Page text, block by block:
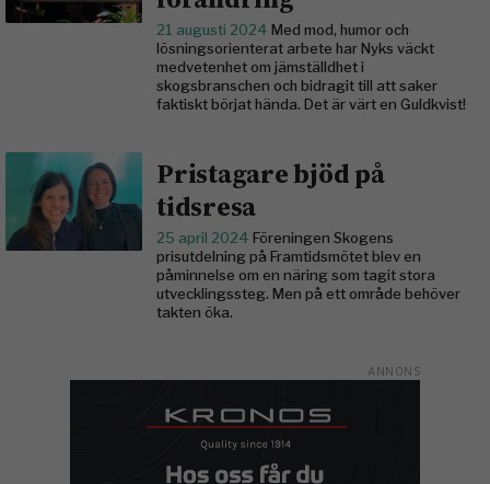
21 augusti 2024 Med mod, humor och
lösningsorienterat arbete har Nyks väckt
medvetenhet om jämställdhet i
skogsbranschen och bidragit till att saker
faktiskt börjat hända. Det är värt en Guldkvist!
Pristagare bjöd på
tidsresa
25 april 2024 Föreningen Skogens
prisutdelning på Framtidsmötet blev en
påminnelse om en näring som tagit stora
utvecklingssteg. Men på ett område behöver
takten öka.